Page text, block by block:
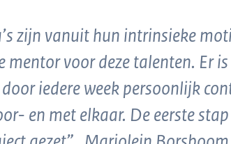
zijn vanuit hun intrinsieke
mentor voor deze talenten. Er
iedere week persoonlijk
en met elkaar. De eerste